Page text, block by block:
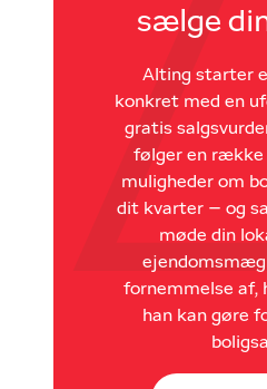
sælge
Alting starter
konkret med en
gratis
følger en række
muligheder om
dit kvarter – og
møde din
fornemmelse af,
han kan gøre